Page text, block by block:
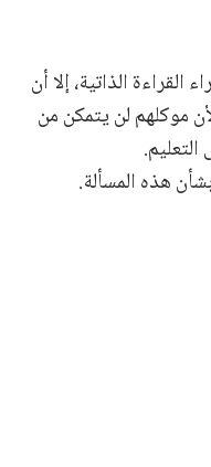
الذاتية، إلا أن
موكلهم لن يتمكن من
هذه المسألة.